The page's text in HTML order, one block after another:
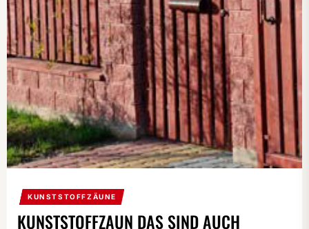
KUNSTSTOFFZÄUNE
KUNSTSTOFFZAUN DAS SIND AUCH